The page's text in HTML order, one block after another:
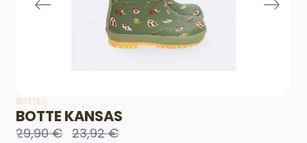
BOTTES
BOTTE KANSAS
29,90 € 23,92 €